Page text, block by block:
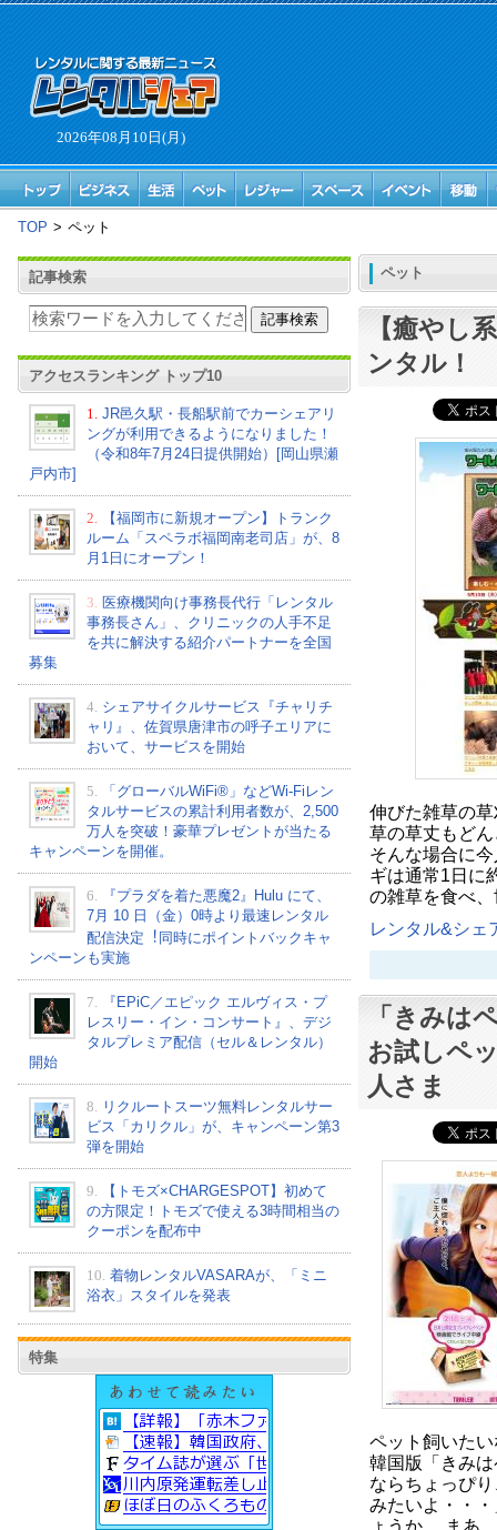
2026年08月10日(月)
TOP > ペット
記事検索
アクセスランキング トップ10
1.
JR邑久駅・長船駅前でカーシェアリ
ングが利用できるようになりました！
（令和8年7月24日提供開始）[岡山県瀬
戸内市]
2.
【福岡市に新規オープン】トランク
ルーム「スペラボ福岡南老司店」が、8
月1日にオープン！
3. 医療機関向け事務長代行「レンタル
事務長さん」、クリニックの人手不足
を共に解決する紹介パートナーを全国
募集
4. シェアサイクルサービス『チャリチ
ャリ』、佐賀県唐津市の呼子エリアに
おいて、サービスを開始
5.
「グローバルWiFi®」などWi-Fiレン
タルサービスの累計利用者数が、2,500
万人を突破！豪華プレゼントが当たる
キャンペーンを開催。
6.
『プラダを着た悪魔2』Hulu にて、
7⽉ 10 ⽇（金）0時より最速レンタル
配信決定︕同時にポイントバックキャ
ンペーンも実施
7.
『EPiC／エピック エルヴィス・プ
レスリー・イン・コンサート』、デジ
タルプレミア配信（セル＆レンタル）
開始
8.
リクルートスーツ無料レンタルサー
ビス「カリクル」が、キャンペーン第3
弾を開始
9.
【トモズ×CHARGESPOT】初めて
の方限定！トモズで使える3時間相当の
クーポンを配布中
10. 着物レンタルVASARAが、「ミニ
浴衣」スタイルを発表
特集
ペット
【癒やし
ンタル！
伸びた雑草の
草の草丈もど
そんな場合に
ギは通常1日に
の雑草を食べ
レンタル&シェ
「きみは
お試しペ
人さま
ペット飼いた
韓国版「きみ
ならちょっぴ
みたいよ・・
ょうか。 まあ